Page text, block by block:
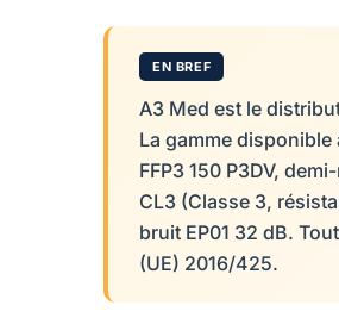
EN BREF
A3 Med est le
La gamme disponible
FFP3 150 P3DV,
CL3 (Classe 3,
bruit EP01 32 dB.
(UE) 2016/425.